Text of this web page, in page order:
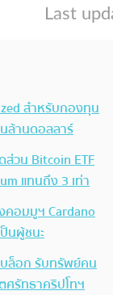
สำหรับกองทุน
ล้านดอลลาร์
วน Bitcoin ETF
แทนถึง 3 เท่า
คอมมูฯ Cardano
นผู้ชนะ
ล็อก รับทรัพย์คน
ศรัทธาคริปโทฯ